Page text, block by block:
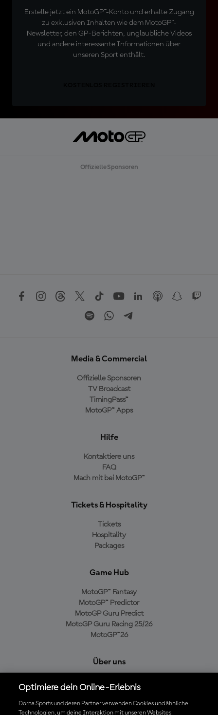
Erstelle jetzt ein MotoGP™-Konto und erhalte Zugang
zu exklusiven Inhalten wie dem MotoGP™-
Newsletter, den GP-Berichten, unglaubliche Videos
und andere interessante Informationen über
unseren Sport enthält.
Offizielle Sponsoren
Media & Commercial
Offizielle Sponsoren
TV Broadcast
TimingPass™
MotoGP™ Apps
Hilfe
Kontaktiere uns
FAQ
Mach mit bei MotoGP™
Tickets & Hospitality
Tickets
Hospitality
Packages
Game Hub
MotoGP™ Fantasy
MotoGP™ Predictor
MotoGP Guru Predict
MotoGP Guru Racing 25/26
MotoGP™26
Über uns
Cookie-Richtlinien
Geschäftsbedingungen
Optimiere dein Online-Erlebnis
Dorna Sports und deren Partner verwenden Cookies und ähnliche
Technologien, um deine Interaktion mit unseren Websites,